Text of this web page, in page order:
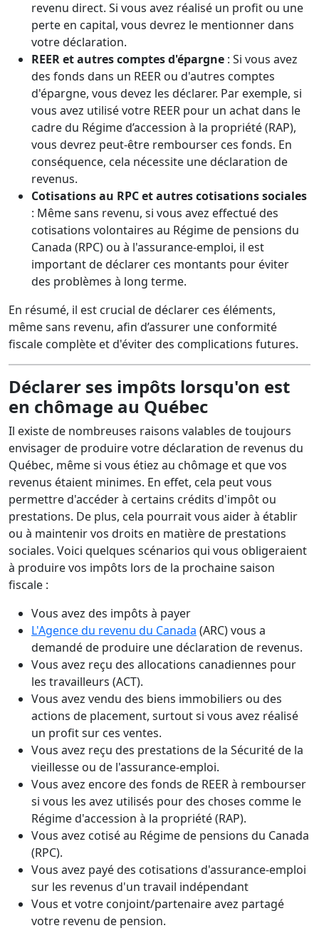
revenu direct. Si vous avez réalisé un profit ou une
perte en capital, vous devrez le mentionner dans
votre déclaration.
REER et autres comptes d'épargne : Si vous avez
des fonds dans un REER ou d'autres comptes
d'épargne, vous devez les déclarer. Par exemple, si
vous avez utilisé votre REER pour un achat dans le
cadre du Régime d’accession à la propriété (RAP),
vous devrez peut-être rembourser ces fonds. En
conséquence, cela nécessite une déclaration de
revenus.
Cotisations au RPC et autres cotisations sociales
: Même sans revenu, si vous avez effectué des
cotisations volontaires au Régime de pensions du
Canada (RPC) ou à l'assurance-emploi, il est
important de déclarer ces montants pour éviter
des problèmes à long terme.
En résumé, il est crucial de déclarer ces éléments,
même sans revenu, afin d’assurer une conformité
fiscale complète et d'éviter des complications futures.
Déclarer ses impôts lorsqu'on est
en chômage au Québec
Il existe de nombreuses raisons valables de toujours
envisager de produire votre déclaration de revenus du
Québec, même si vous étiez au chômage et que vos
revenus étaient minimes. En effet, cela peut vous
permettre d'accéder à certains crédits d'impôt ou
prestations. De plus, cela pourrait vous aider à établir
ou à maintenir vos droits en matière de prestations
sociales. Voici quelques scénarios qui vous obligeraient
à produire vos impôts lors de la prochaine saison
fiscale :
Vous avez des impôts à payer
L'Agence du revenu du Canada (ARC) vous a
demandé de produire une déclaration de revenus.
Vous avez reçu des allocations canadiennes pour
les travailleurs (ACT).
Vous avez vendu des biens immobiliers ou des
actions de placement, surtout si vous avez réalisé
un profit sur ces ventes.
Vous avez reçu des prestations de la Sécurité de la
vieillesse ou de l'assurance-emploi.
Vous avez encore des fonds de REER à rembourser
si vous les avez utilisés pour des choses comme le
Régime d'accession à la propriété (RAP).
Vous avez cotisé au Régime de pensions du Canada
(RPC).
Vous avez payé des cotisations d'assurance-emploi
sur les revenus d'un travail indépendant
Vous et votre conjoint/partenaire avez partagé
votre revenu de pension.